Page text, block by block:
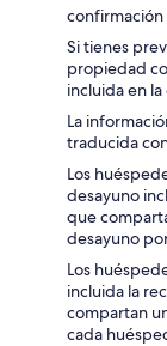
confirmación
Si tienes
propiedad
incluida en
La
traducida
Los
desayuno
que
desayuno
Los
incluida la
compartan
cada